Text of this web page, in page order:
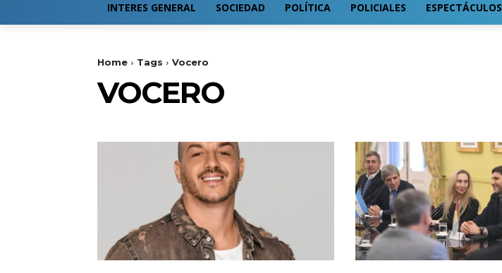
INTERES GENERAL SOCIEDAD POLÍTICA POLICIALES ESPECTÁCULOS
Home Tags Vocero
VOCERO